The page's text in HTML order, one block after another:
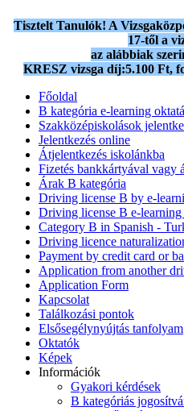
Tisztelt Tanulók! A
17-től a
az alábbiak
KRESZ vizsga díj:5.100 Ft,
Főoldal
B kategória e-learning
Szakközépiskolások
Jelentkezés online
Átjelentkezés iskolánkba
Fizetés bankkártyával vagy
Árak B kategória
Driving license B by e-
Driving license B e-learning
Category B in Spanish -
Driving licence
Payment by credit card or
Application from another
Application Form
Kapcsolat
Találkozási pontok
Elsősegélynyújtás tanfolyam
Oktatók
Képek
Információk
Gyakori kérdések
B kategóriás